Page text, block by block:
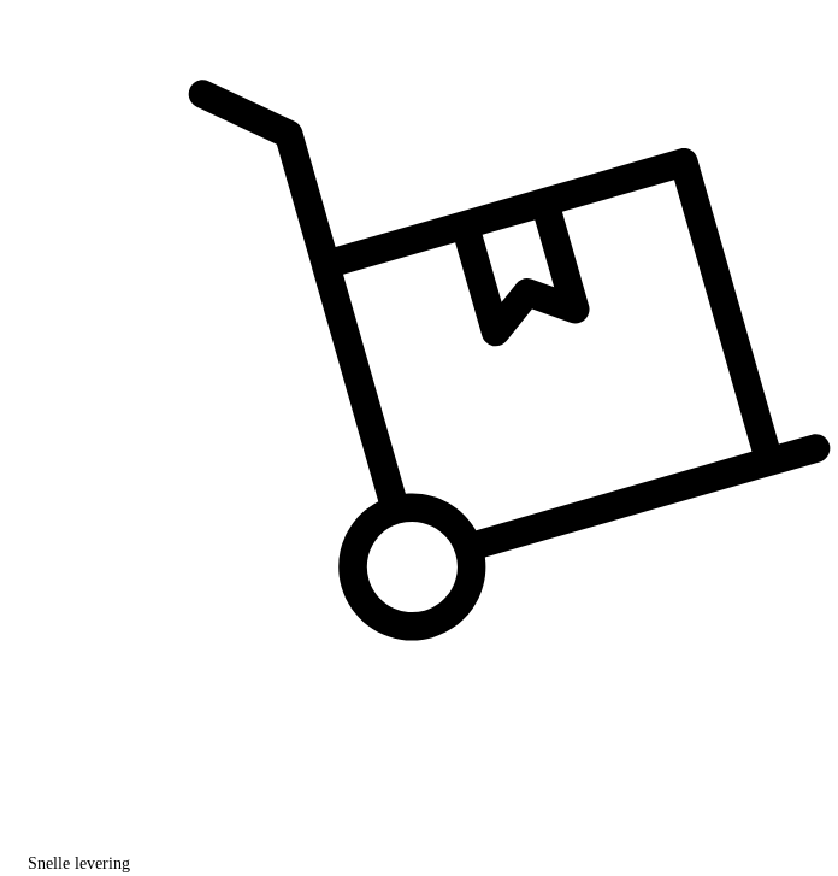
Snelle levering